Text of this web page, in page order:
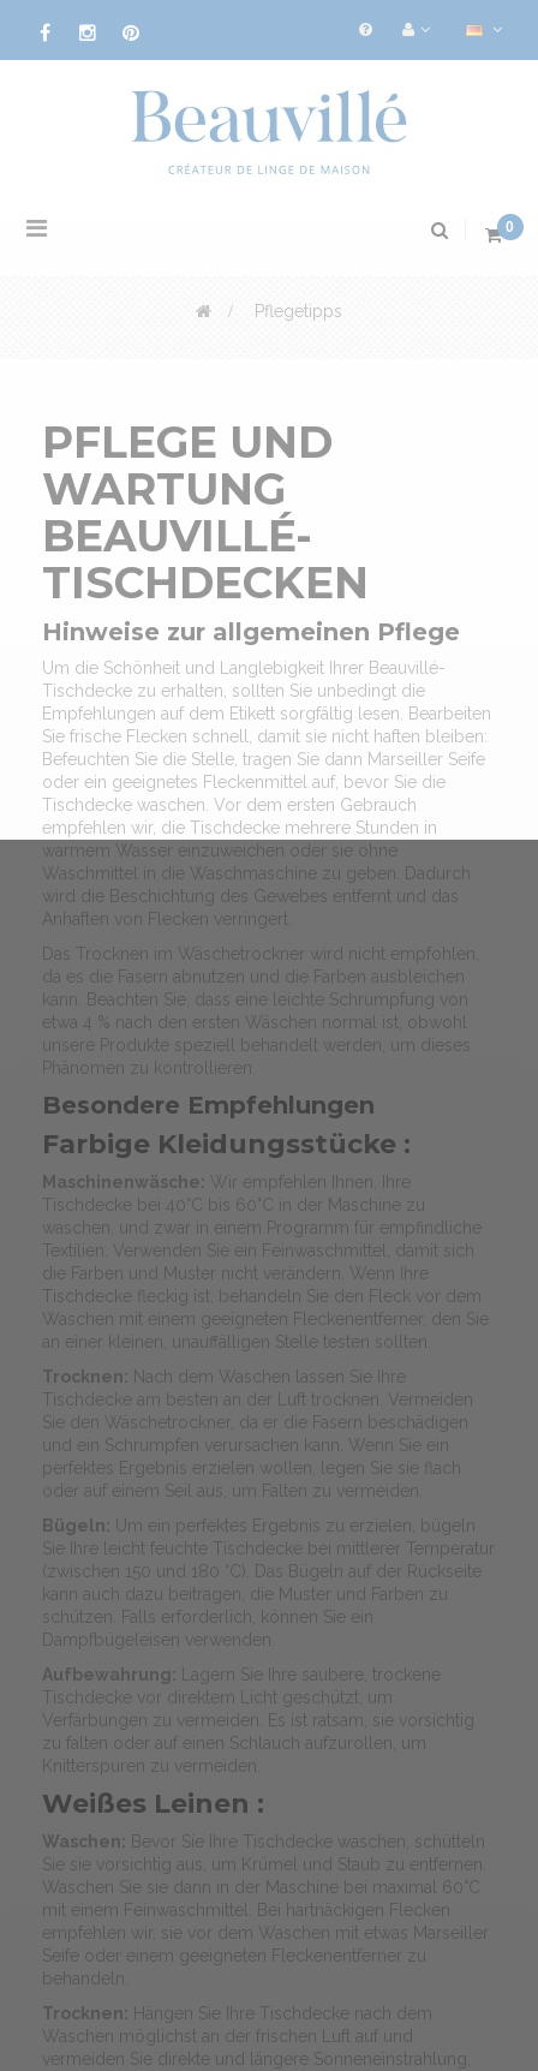
Toggle
0
> Pflegetipps
PFLEGE UND
WARTUNG
BEAUVILLÉ-
TISCHDECKEN
Hinweise zur allgemeinen Pflege
Um die Schönheit und Langlebigkeit Ihrer Beauvillé-
Tischdecke zu erhalten, sollten Sie unbedingt die
Empfehlungen auf dem Etikett sorgfältig lesen. Bearbeiten
Sie frische Flecken schnell, damit sie nicht haften bleiben:
Befeuchten Sie die Stelle, tragen Sie dann Marseiller Seife
oder ein geeignetes Fleckenmittel auf, bevor Sie die
Tischdecke waschen. Vor dem ersten Gebrauch
empfehlen wir, die Tischdecke mehrere Stunden in
warmem Wasser einzuweichen oder sie ohne
Waschmittel in die Waschmaschine zu geben. Dadurch
wird die Beschichtung des Gewebes entfernt und das
Anhaften von Flecken verringert.
Das Trocknen im Wäschetrockner wird nicht empfohlen,
da es die Fasern abnutzen und die Farben ausbleichen
kann. Beachten Sie, dass eine leichte Schrumpfung von
etwa 4 % nach den ersten Wäschen normal ist, obwohl
unsere Produkte speziell behandelt werden, um dieses
Phänomen zu kontrollieren.
Besondere Empfehlungen
Farbige Kleidungsstücke :
Maschinenwäsche: Wir empfehlen Ihnen, Ihre
Tischdecke bei 40°C bis 60°C in der Maschine zu
waschen, und zwar in einem Programm für empfindliche
Textilien. Verwenden Sie ein Feinwaschmittel, damit sich
die Farben und Muster nicht verändern. Wenn Ihre
Tischdecke fleckig ist, behandeln Sie den Fleck vor dem
Waschen mit einem geeigneten Fleckenentferner, den Sie
an einer kleinen, unauffälligen Stelle testen sollten.
Trocknen: Nach dem Waschen lassen Sie Ihre
Tischdecke am besten an der Luft trocknen. Vermeiden
Sie den Wäschetrockner, da er die Fasern beschädigen
und ein Schrumpfen verursachen kann. Wenn Sie ein
perfektes Ergebnis erzielen wollen, legen Sie sie flach
oder auf einem Seil aus, um Falten zu vermeiden.
Bügeln: Um ein perfektes Ergebnis zu erzielen, bügeln
Sie Ihre leicht feuchte Tischdecke bei mittlerer Temperatur
(zwischen 150 und 180 °C). Das Bügeln auf der Rückseite
kann auch dazu beitragen, die Muster und Farben zu
schützen. Falls erforderlich, können Sie ein
Dampfbügeleisen verwenden.
Aufbewahrung: Lagern Sie Ihre saubere, trockene
Tischdecke vor direktem Licht geschützt, um
Verfärbungen zu vermeiden. Es ist ratsam, sie vorsichtig
zu falten oder auf einen Schlauch aufzurollen, um
Knitterspuren zu vermeiden.
Weißes Leinen :
Waschen: Bevor Sie Ihre Tischdecke waschen, schütteln
Sie sie vorsichtig aus, um Krümel und Staub zu entfernen.
Waschen Sie sie dann in der Maschine bei maximal 60°C
mit einem Feinwaschmittel. Bei hartnäckigen Flecken
empfehlen wir, sie vor dem Waschen mit etwas Marseiller
Seife oder einem geeigneten Fleckenentferner zu
behandeln.
Trocknen: Hängen Sie Ihre Tischdecke nach dem
Waschen möglichst an der frischen Luft auf und
vermeiden Sie direkte und längere Sonneneinstrahlung,